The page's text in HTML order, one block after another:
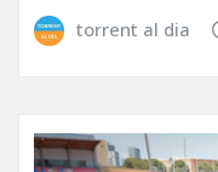
torrent al dia